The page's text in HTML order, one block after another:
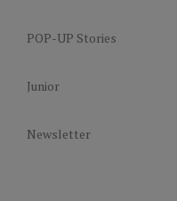
POP-UP Stories
Junior
Newsletter